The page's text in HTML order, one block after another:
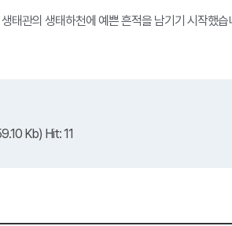
태관의 생태하천에 예쁜 흔적을 남기기 시작했습
Kb) Hit: 11